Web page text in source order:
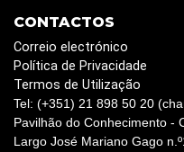
CONTACTOS
Correio electrónico
Política de Privacidade
Termos de Utilização
Tel: (+351) 21 898 50 20
Pavilhão do Conhecimento -
Largo José Mariano Gago